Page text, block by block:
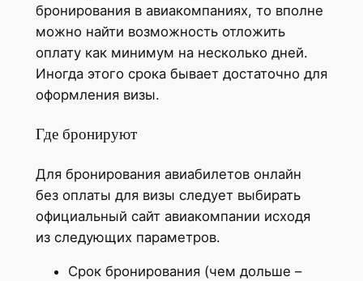
бронирования в авиакомпаниях, то вполне
можно найти возможность отложить
оплату как минимум на несколько дней.
Иногда этого срока бывает достаточно для
оформления визы.
Где бронируют
Для бронирования авиабилетов онлайн
без оплаты для визы следует выбирать
официальный сайт авиакомпании исходя
из следующих параметров.
Срок бронирования (чем дольше –